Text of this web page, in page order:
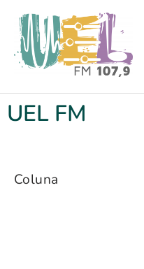
UEL FM
Coluna